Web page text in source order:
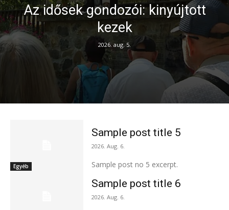
Az idősek gondozói: kinyújtott
kezek
2026. aug. 5.
Egyéb
Sample post title 5
2026. Aug. 6.
Sample post no 5 excerpt.
Sample post title 6
2026. Aug. 6.